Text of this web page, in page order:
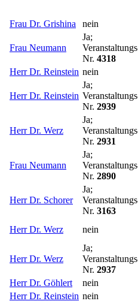
Frau Dr. Grishina nein
Frau Neumann
Ja;
Nr. 4318
Herr Dr. Reinstein nein
Herr Dr. Reinstein
Ja;
Nr. 2939
Herr Dr. Werz
Ja;
Nr. 2931
Frau Neumann
Ja;
Nr. 2890
Herr Dr. Schorer
Ja;
Nr. 3163
Herr Dr. Werz nein
Herr Dr. Werz
Ja;
Nr. 2937
Herr Dr. Göhlert
nein
Herr Dr. Reinstein nein